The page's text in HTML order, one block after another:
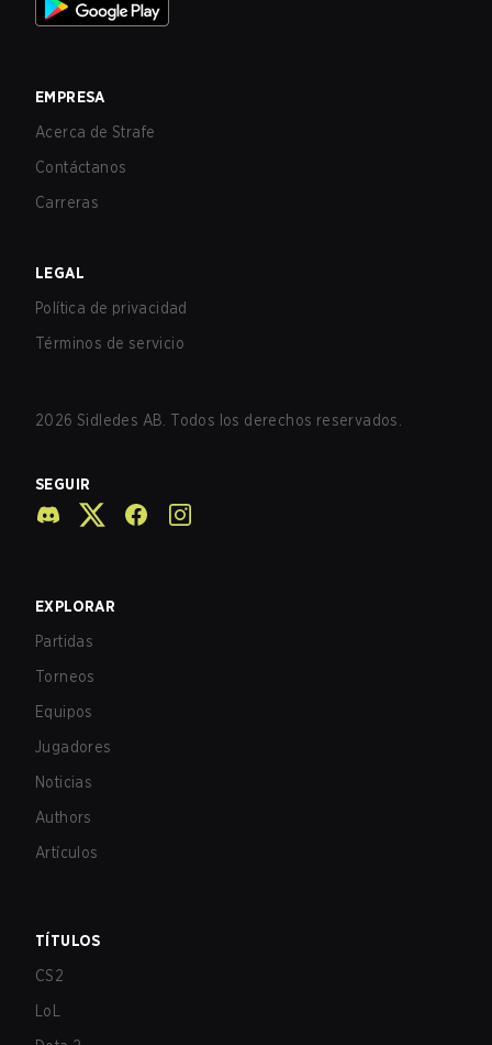
EMPRESA
Acerca de Strafe
Contáctanos
Carreras
LEGAL
Política de privacidad
Términos de servicio
2026 Sidledes AB. Todos los derechos reservados.
SEGUIR
EXPLORAR
Partidas
Torneos
Equipos
Jugadores
Noticias
Authors
Artículos
TÍTULOS
CS2
LoL